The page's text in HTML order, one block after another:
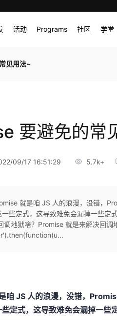
活动 Programs 社区 学堂
见用法~
要避免的常
09/17 16:51:29 5.7k+
就是咱 JS 人的浪漫，没错，
一些定式，这导致难免会漏掉一些
调地狱啥？Promise 就是来解决回
咱 JS 人的浪漫，没错，
定式，这导致难免会漏掉一些